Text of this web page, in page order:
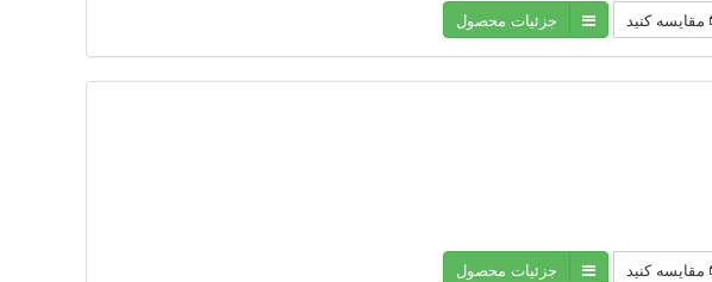
مقایسه کنید جزئیات محصول
مقایسه کنید جزئیات محصول